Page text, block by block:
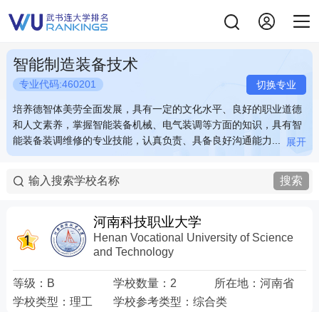
智能制造装备技术
专业代码:460201 切换专业
培养德智体美劳全面发展，具有一定的文化水平、良好的职业道德
和人文素养，掌握智能装备机械、电气装调等方面的知识，具有智
能装备装调维修的专业技能，认真负责、具备良好沟通能力...
培养德智体美劳全面发展，具有一定的文化水平、良好的职业道德
和人文素养，掌握智能装备机械、电气装调等方面的知识，具有智
能装备装调维修的专业技能，认真负责、具备良好沟通能力的职业
作的高素质复合型技术技能人才。
展开
培养德智体美劳全面发展，具有一定的文化水平、良好的职业道德
和人文素养，掌握智能装备机械、电气装调等方面的知识，具有智
能装备装调维修的专业技能，认真负责、具备良好沟通能力...
培养德智体美劳全面发展，具有一定的文化水平、良好的职业道德
和人文素养，掌握智能装备机械、电气装调等方面的知识，具有智
能装备装调维修的专业技能，认真负责、具备良好沟通能力的职业
作的高素质复合型技术技能人才。
展开
搜索
河南科技职业大学
Henan Vocational University of Science
and Technology
等级： B 学校数量： 2 所在地： 河南省
学校类型： 理工 学校参考类型：综合类